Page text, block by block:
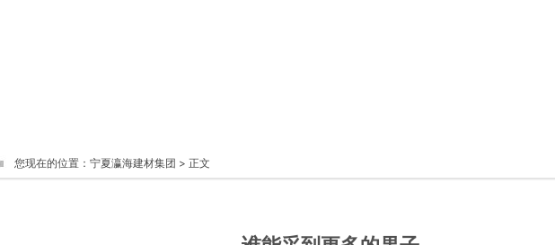
您现在的位置： 宁夏瀛海建材集团 > 正文